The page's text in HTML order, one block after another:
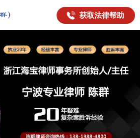
获取法律帮助